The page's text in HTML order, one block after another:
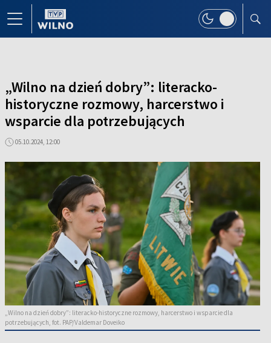
„Wilno na dzień dobry”: literacko-
historyczne rozmowy, harcerstwo i
wsparcie dla potrzebujących
05.10.2024, 12:00
„Wilno na dzień dobry”: literacko-historyczne rozmowy, harcerstwo i wsparcie dla
potrzebujących, fot. PAP/Valdemar Doveiko